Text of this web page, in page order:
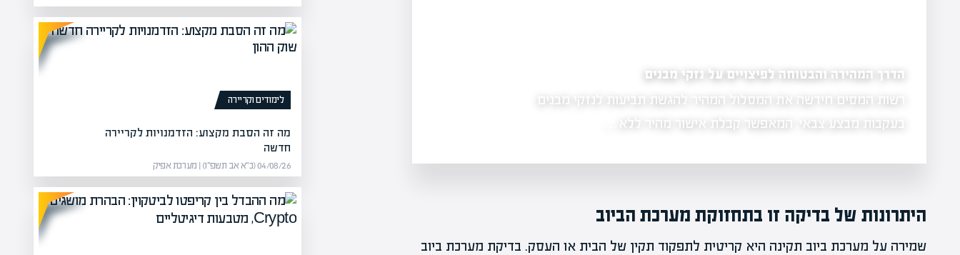
הדרך המהירה והבטוחה לפיצויים על נזקי מבנים
רשות המסים חידשה את המסלול המהיר להגשת תביעות לנזקי מבנים
בעקבות מבצע צבאי, המאפשר קבלת אישור מהיר ללא…
נזקי מלחמה בישראל מזכים בפיצוי כספי ממס רכוש וקרן הפיצויים, תוך
היתרונות של בדיקה זו בתחזוקת מערכת הביוב
שמירה על מערכת ביוב תקינה היא קריטית לתפקוד תקין של הבית או העסק. בדיקת מערכת ביוב
לימודים וקריירה
מה זה הסבת מקצוע: הזדמנויות לקריירה
חדשה
04/08/26 (כ״א אב תשפ״ו) | מערכת אפיק